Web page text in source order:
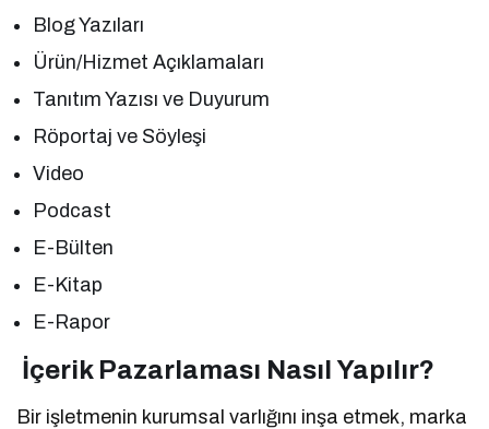
Blog Yazıları
Ürün/Hizmet Açıklamaları
Tanıtım Yazısı ve Duyurum
Röportaj ve Söyleşi
Video
Podcast
E-Bülten
E-Kitap
E-Rapor
İçerik Pazarlaması Nasıl Yapılır?
Bir işletmenin kurumsal varlığını inşa etmek, marka